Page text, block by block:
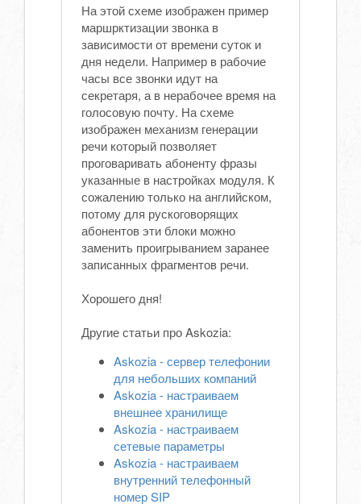
На этой схеме изображен пример
маршрктизации звонка в
зависимости от времени суток и
дня недели. Например в рабочие
часы все звонки идут на
секретаря, а в нерабочее время на
голосовую почту. На схеме
изображен механизм генерации
речи который позволяет
проговаривать абоненту фразы
указанные в настройках модуля. К
сожалению только на английском,
потому для рускоговорящих
абонентов эти блоки можно
заменить проигрыванием заранее
записанных фрагментов речи.
Хорошего дня!
Другие статьи про Askozia:
Askozia - сервер телефонии
для небольших компаний
Askozia - настраиваем
внешнее хранилище
Askozia - настраиваем
сетевые параметры
Askozia - настраиваем
внутренний телефонный
номер SIP